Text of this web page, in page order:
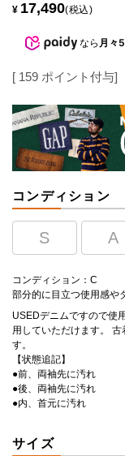
¥ 17,490 税込
なら 月々
[ 159 ポイント付与]
コンディション
S A
コンディション：C
部分的に目立つ使用感や
USEDデニムですので使
用していただけます。
す。
【状態追記】
●前、両袖先に汚れ
●後、両袖先に汚れ
●内、首元に汚れ
サイズ